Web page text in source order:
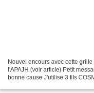
Nouvel encours avec cette
l'APAJH (voir article) Petit
bonne cause J'utilise 3 fils